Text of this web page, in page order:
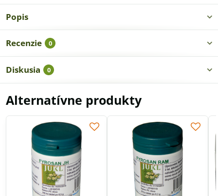
Popis
Recenzie 0
Diskusia 0
Alternatívne produkty